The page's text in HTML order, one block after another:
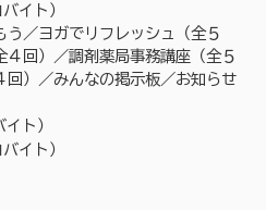
イト）
／ヨガでリフレッシュ（全５
回）／調剤薬局事務講座（全５
回）／みんなの掲示板／お知らせ
ト）
イト）